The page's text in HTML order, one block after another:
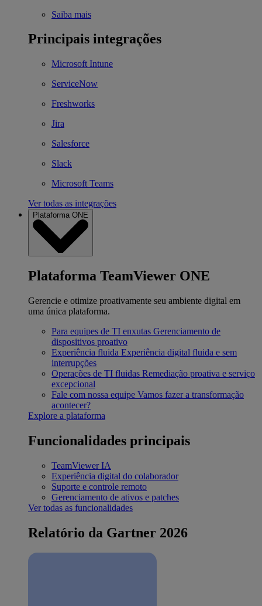
Saiba mais
Principais integrações
Microsoft Intune
ServiceNow
Freshworks
Jira
Salesforce
Slack
Microsoft Teams
Ver todas as integrações
Plataforma ONE
Plataforma TeamViewer ONE
Gerencie e otimize proativamente seu ambiente digital em
uma única plataforma.
Para equipes de TI enxutas Gerenciamento de
dispositivos proativo
Experiência fluida Experiência digital fluida e sem
interrupções
Operações de TI fluidas Remediação proativa e serviço
excepcional
Fale com nossa equipe Vamos fazer a transformação
acontecer?
Explore a plataforma
Funcionalidades principais
TeamViewer IA
Experiência digital do colaborador
Suporte e controle remoto
Gerenciamento de ativos e patches
Ver todas as funcionalidades
Relatório da Gartner 2026